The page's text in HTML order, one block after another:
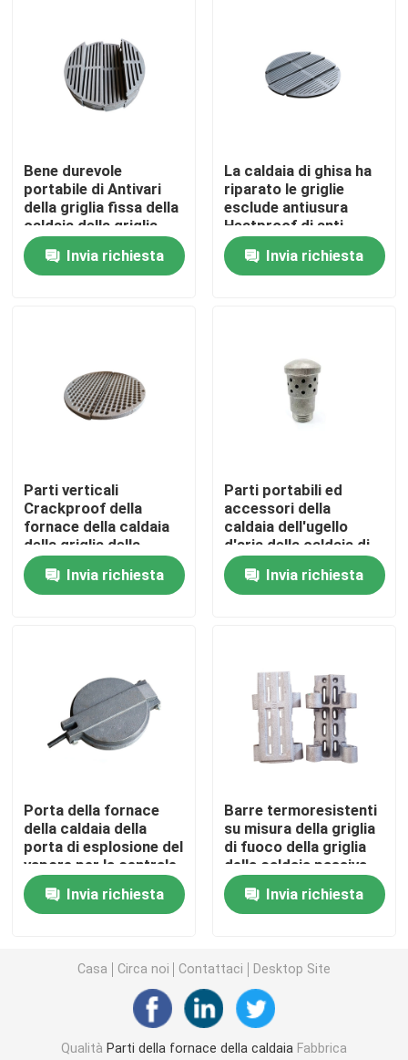
Chi siamo
Contatti
Parti della caldaia del carbone
Tubo d'acciaio senza cuciture
Tubo senza cuciture della lega
Tubo d'acciaio di precisione
Schermi del tubo di caldaia
Ugello d'aria della caldaia
Griglia a catena Antivari
Rod d'acciaio rotondo
Porta della fornace della caldaia
Bene durevole
portabile di Antivari
della griglia fissa della
caldaia della griglia
termoresistente della
fornaceInvia richiesta
La caldaia di ghisa ha
riparato le griglie
esclude antiusura
Heatproof di anti
corrosione
Invia richiesta
Parti verticali
Crackproof della
fornace della caldaia
della griglia della
caldaia di ghisa
HeatproofInvia richiesta
Parti portabili ed
accessori della
caldaia dell'ugello
d'aria della caldaia di
ghisa
Invia richiesta
Porta della fornace
della caldaia della
porta di esplosione del
vapore per la centrale
elettrica di
gassificazione di MSW
Invia richiesta
Barre termoresistenti
su misura della griglia
di fuoco della griglia
della caldaia passiva
refrattaria del piatto
Invia richiesta
Casa Circa noi Contattaci Desktop Site
Qualità Parti della fornace della caldaia Fabbrica